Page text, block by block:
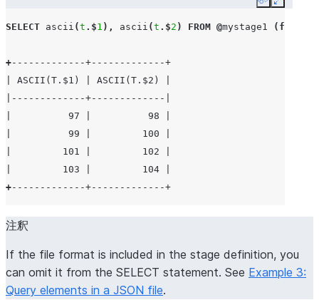
| e|f | NULL |
CopyExpand
SELECT ascii (t .$1 ), ascii (t .$2 ) FROM @mystage1 (
+-------------+-------------+
| ASCII(T.$1) | ASCII(T.$2) |
|-------------+-------------|
|          97 |          98 |
|          99 |         100 |
|         101 |         102 |
|         103 |         104 |
+-------------+-------------+
注釈
If the file format is included in the stage definition, you
can omit it from the SELECT statement. See Example 3:
Query elements in a JSON file.